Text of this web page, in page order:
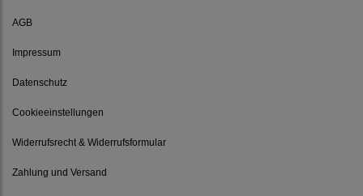
AGB
Impressum
Datenschutz
Cookieeinstellungen
Widerrufsrecht & Widerrufsformular
Zahlung und Versand